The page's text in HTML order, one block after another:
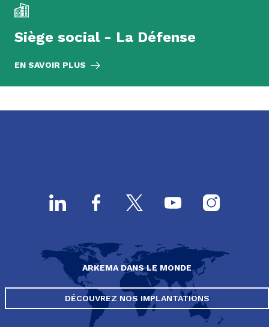
Siège social - La Défense
EN SAVOIR PLUS
ARKEMA DANS LE MONDE
DÉCOUVREZ NOS IMPLANTATIONS